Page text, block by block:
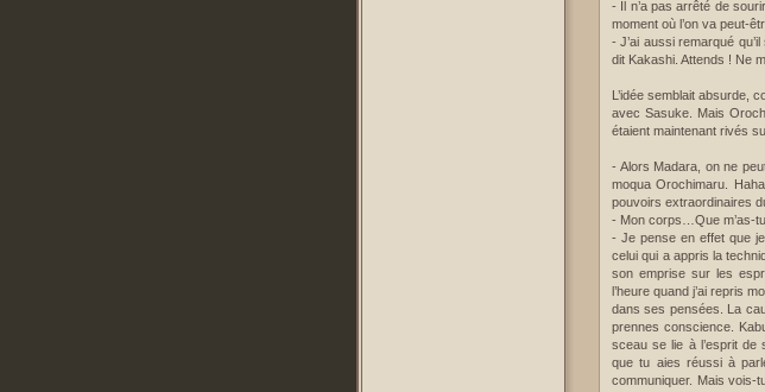
- Il n’a pas arrêté de
moment où l’on va peut-
- J’ai aussi remarqué
dit Kakashi. Attends ! Ne
L’idée semblait absurde,
avec Sasuke. Mais
étaient maintenant rivés
- Alors Madara, on ne
moqua Orochimaru.
pouvoirs extraordinaires
- Mon corps…Que m’as-
- Je pense en effet que
celui qui a appris la
son emprise sur les
l’heure quand j’ai repris
dans ses pensées. La
prennes conscience.
sceau se lie à l’esprit de
que tu aies réussi à
communiquer. Mais vois-